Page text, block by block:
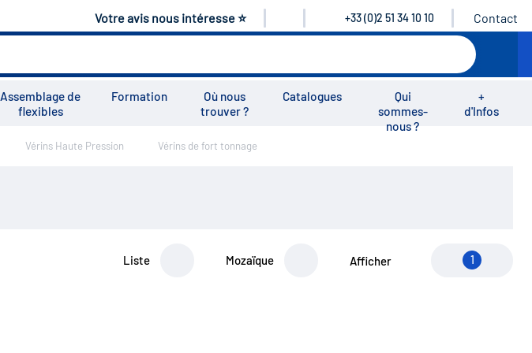
Votre avis nous intéresse ⭐ +33 (0)2 51 34 10 10 Contact
Assemblage de
flexibles
Formation
Où nous
trouver ?
Catalogues
Qui
sommes-
nous ?
+
d'Infos
Tutoriels Vidéos
Vérins Haute Pression Vérins de fort tonnage
Liste Mozaïque Afficher 1